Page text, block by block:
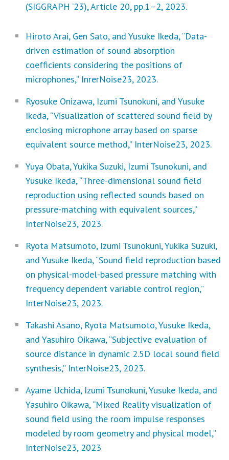
(SIGGRAPH ’23), Article 20, pp.1–2, 2023.
Hiroto Arai, Gen Sato, and Yusuke Ikeda, “Data-
driven estimation of sound absorption
coefficients considering the positions of
microphones,” InrerNoise23, 2023.
Ryosuke Onizawa, Izumi Tsunokuni, and Yusuke
Ikeda, “Visualization of scattered sound field by
enclosing microphone array based on sparse
equivalent source method,” InterNoise23, 2023.
Yuya Obata, Yukika Suzuki, Izumi Tsunokuni, and
Yusuke Ikeda, “Three-dimensional sound field
reproduction using reflected sounds based on
pressure-matching with equivalent sources,”
InterNoise23, 2023.
Ryota Matsumoto, Izumi Tsunokuni, Yukika Suzuki,
and Yusuke Ikeda, “Sound field reproduction based
on physical-model-based pressure matching with
frequency dependent variable control region,”
InterNoise23, 2023.
Takashi Asano, Ryota Matsumoto, Yusuke Ikeda,
and Yasuhiro Oikawa, “Subjective evaluation of
source distance in dynamic 2.5D local sound field
synthesis,” InterNoise23, 2023.
Ayame Uchida, Izumi Tsunokuni, Yusuke Ikeda, and
Yasuhiro Oikawa, “Mixed Reality visualization of
sound field using the room impulse responses
modeled by room geometry and physical model,”
InterNoise23, 2023